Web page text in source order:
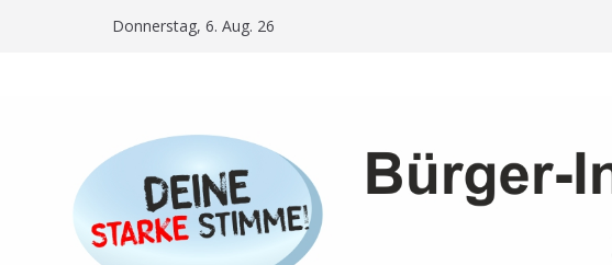
Donnerstag, 6. Aug. 26